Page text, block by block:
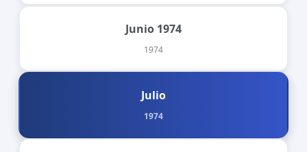
Junio 1974
1974
Julio
1974